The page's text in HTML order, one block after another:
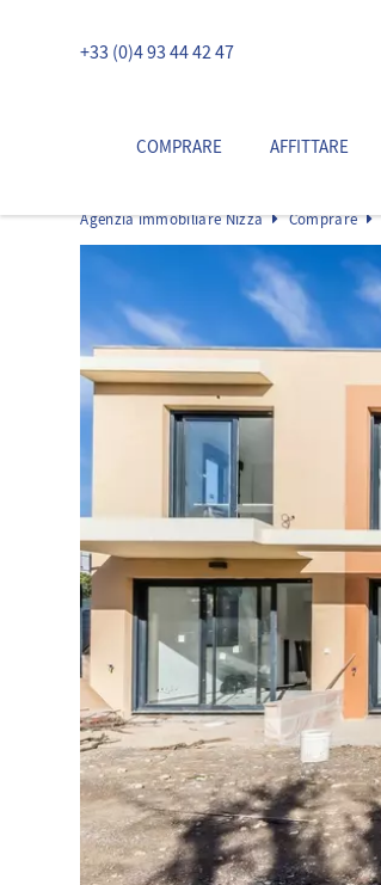
+33 (0)4 93 44 42 47
COMPRARE AFFITTARE
Agenzia immobiliare Nizza Comprare